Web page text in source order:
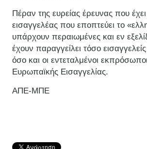
Πέραν της ευρείας έρευνας που έχει
εισαγγελέας που εποπτεύει το
υπάρχουν περαιωμένες και εν
έχουν παραγγείλει τόσο
όσο και οι εντεταλμένοι
Ευρωπαϊκής Εισαγγελίας.
ΑΠΕ-ΜΠΕ